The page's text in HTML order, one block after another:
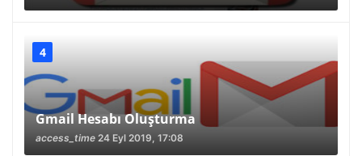
Gmail Hesabı Oluşturma
access_time 24 Eyl 2019, 17:08